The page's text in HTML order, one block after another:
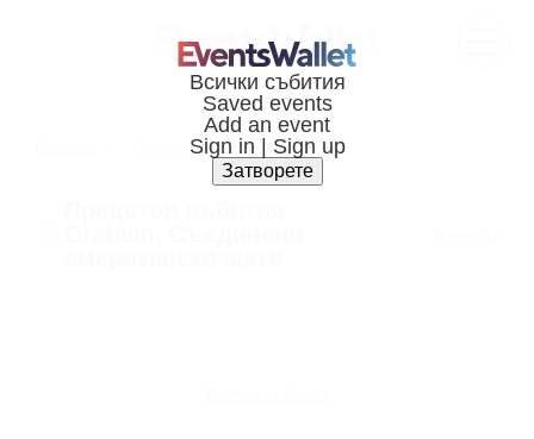
Graham, United states